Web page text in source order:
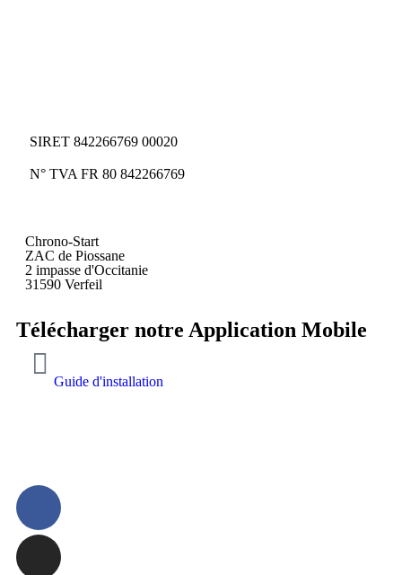
SIRET 842266769 00020
N° TVA FR 80 842266769
Chrono-Start
ZAC de Piossane
2 impasse d'Occitanie
31590 Verfeil
Télécharger notre Application Mobile
Guide d'installation